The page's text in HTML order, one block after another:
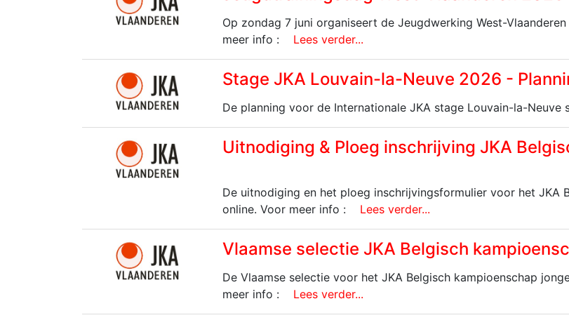
Op zondag 7 juni organiseert de Jeugdwerking West-
meer info :
Lees verder...
Stage JKA Louvain-la-Neuve 2026 -
De planning voor de Internationale JKA stage Louvain-la-Neuve
Uitnodiging & Ploeg inschrijving JKA
De uitnodiging en het ploeg inschrijvingsformulier voor het JKA
online. Voor meer info :
Lees verder...
Vlaamse selectie JKA Belgisch
De Vlaamse selectie voor het JKA Belgisch kampioenschap
meer info :
Lees verder...